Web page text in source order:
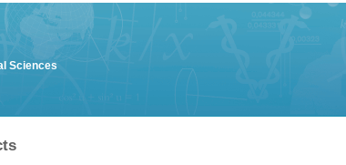
Sciences